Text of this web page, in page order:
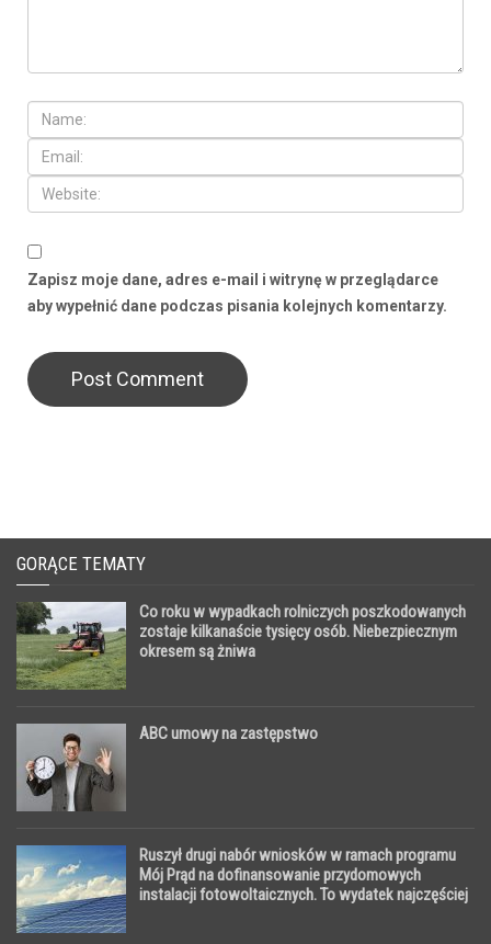
Zapisz moje dane, adres e-mail i witrynę w przeglądarce
aby wypełnić dane podczas pisania kolejnych komentarzy.
GORĄCE TEMATY
Co roku w wypadkach rolniczych poszkodowanych
zostaje kilkanaście tysięcy osób. Niebezpiecznym
okresem są żniwa
ABC umowy na zastępstwo
Ruszył drugi nabór wniosków w ramach programu
Mój Prąd na dofinansowanie przydomowych
instalacji fotowoltaicznych. To wydatek najczęściej